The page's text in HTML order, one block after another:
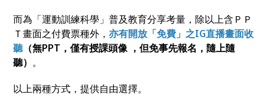
而為「運動訓練科學」普及教育分享考量，除以上含ＰＰ
Ｔ畫面之付費票種外，亦有開放「免費」之IG直播畫面收
聽（無PPT，僅有授課頭像 ，但免事先報名，隨上隨
聽） 。
以上兩種方式，提供自由選擇。